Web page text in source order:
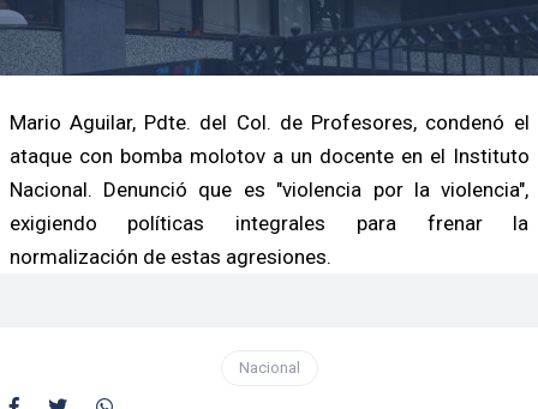
Mario Aguilar, Pdte. del Col. de Profesores, condenó el
ataque con bomba molotov a un docente en el Instituto
Nacional. Denunció que es "violencia por la violencia",
exigiendo políticas integrales para frenar la
normalización de estas agresiones.
Nacional